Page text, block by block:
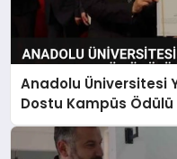
Anadolu Üniversitesi
Dostu Kampüs Ödülü